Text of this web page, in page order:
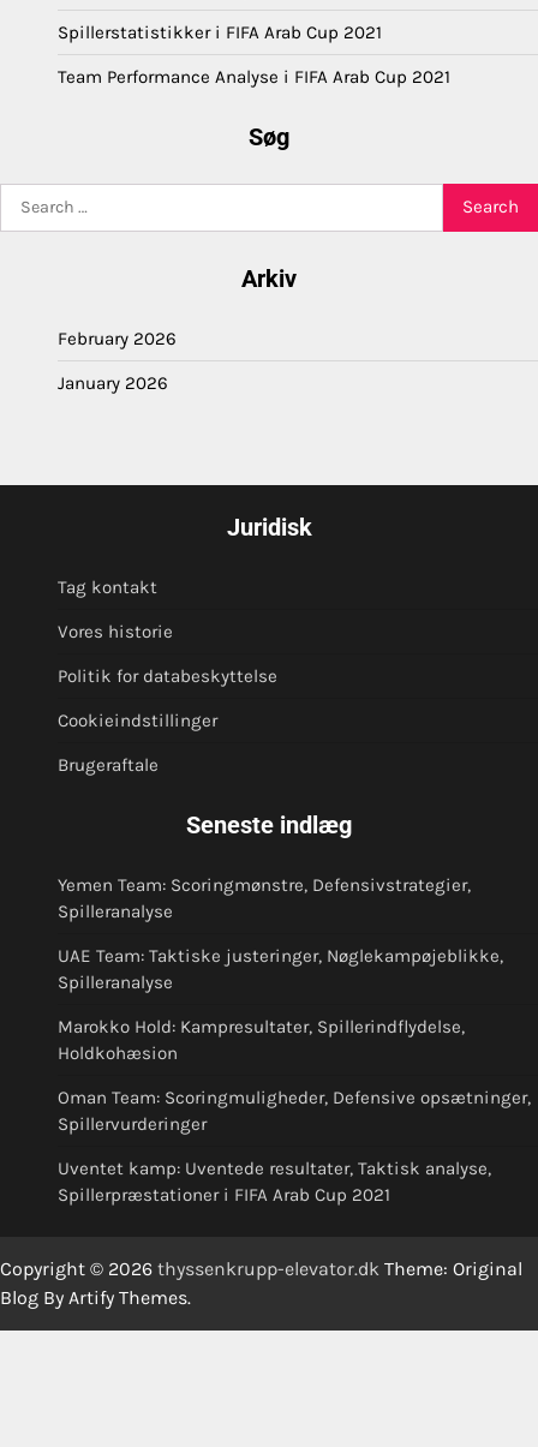
Spillerstatistikker i FIFA Arab Cup 2021
Team Performance Analyse i FIFA Arab Cup 2021
Søg
Search
for:
Arkiv
February 2026
January 2026
Juridisk
Tag kontakt
Vores historie
Politik for databeskyttelse
Cookieindstillinger
Brugeraftale
Seneste indlæg
Yemen Team: Scoringmønstre, Defensivstrategier,
Spilleranalyse
UAE Team: Taktiske justeringer, Nøglekampøjeblikke,
Spilleranalyse
Marokko Hold: Kampresultater, Spillerindflydelse,
Holdkohæsion
Oman Team: Scoringmuligheder, Defensive opsætninger,
Spillervurderinger
Uventet kamp: Uventede resultater, Taktisk analyse,
Spillerpræstationer i FIFA Arab Cup 2021
Copyright © 2026 thyssenkrupp-elevator.dk Theme: Original
Blog By Artify Themes.